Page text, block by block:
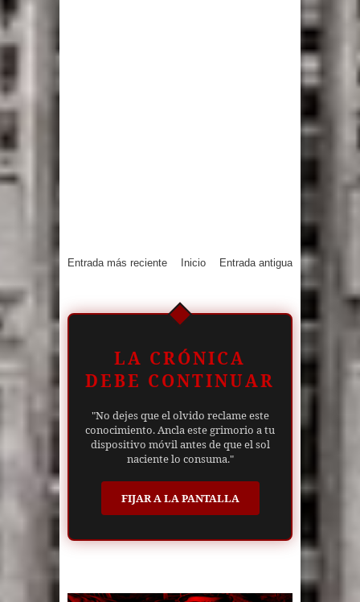
Entrada más reciente Entrada antigua
Inicio
LA CRÓNICA
DEBE CONTINUAR
"No dejes que el olvido reclame este
conocimiento. Ancla este grimorio a tu
dispositivo móvil antes de que el sol
naciente lo consuma."
FIJAR A LA PANTALLA